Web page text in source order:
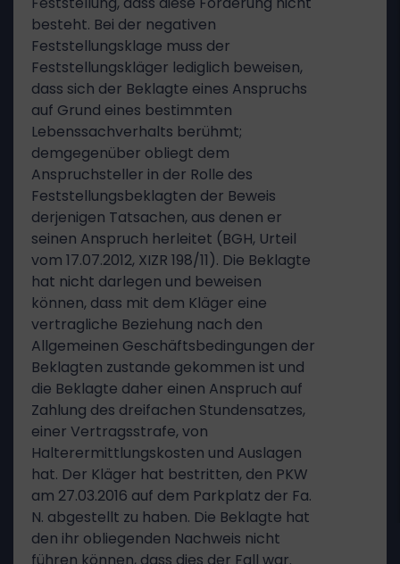
besteht. Bei der negativen
Feststellungsklage muss der
Feststellungskläger lediglich beweisen,
dass sich der Beklagte eines Anspruchs
auf Grund eines bestimmten
Lebenssachverhalts berühmt;
demgegenüber obliegt dem
Anspruchsteller in der Rolle des
Feststellungsbeklagten der Beweis
derjenigen Tatsachen, aus denen er
seinen Anspruch herleitet (BGH, Urteil
vom 17.07.2012, XIZR 198/11). Die Beklagte
hat nicht darlegen und beweisen
können, dass mit dem Kläger eine
vertragliche Beziehung nach den
Allgemeinen Geschäftsbedingungen der
Beklagten zustande gekommen ist und
die Beklagte daher einen Anspruch auf
Zahlung des dreifachen Stundensatzes,
einer Vertragsstrafe, von
Halterermittlungskosten und Auslagen
hat. Der Kläger hat bestritten, den PKW
am 27.03.2016 auf dem Parkplatz der Fa.
N. abgestellt zu haben. Die Beklagte hat
den ihr obliegenden Nachweis nicht